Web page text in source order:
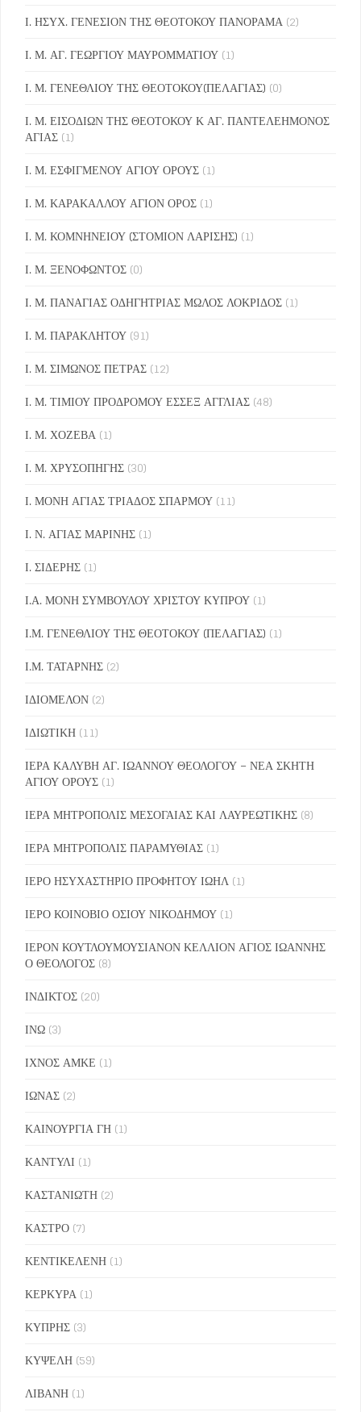
Ι. ΗΣΥΧ. ΓΕΝΕΣΙΟΝ ΤΗΣ ΘΕΟΤΟΚΟΥ ΠΑΝΟΡΑΜΑ (2)
Ι. Μ. ΑΓ. ΓΕΩΡΓΙΟΥ ΜΑΥΡΟΜΜΑΤΙΟΥ (1)
Ι. Μ. ΓΕΝΕΘΛΙΟΥ ΤΗΣ ΘΕΟΤΟΚΟΥ(ΠΕΛΑΓΙΑΣ) (0)
Ι. Μ. ΕΙΣΟΔΙΩΝ ΤΗΣ ΘΕΟΤΟΚΟΥ Κ ΑΓ. ΠΑΝΤΕΛΕΗΜΟΝΟΣ
ΑΓΙΑΣ (1)
Ι. Μ. ΕΣΦΙΓΜΕΝΟΥ ΑΓΙΟΥ ΟΡΟΥΣ (1)
Ι. Μ. ΚΑΡΑΚΑΛΛΟΥ ΑΓΙΟΝ ΟΡΟΣ (1)
Ι. Μ. ΚΟΜΝΗΝΕΙΟΥ (ΣΤΟΜΙΟΝ ΛΑΡΙΣΗΣ) (1)
Ι. Μ. ΞΕΝΟΦΩΝΤΟΣ (0)
Ι. Μ. ΠΑΝΑΓΙΑΣ ΟΔΗΓΗΤΡΙΑΣ ΜΩΛΟΣ ΛΟΚΡΙΔΟΣ (1)
Ι. Μ. ΠΑΡΑΚΛΗΤΟΥ (91)
Ι. Μ. ΣΙΜΩΝΟΣ ΠΕΤΡΑΣ (12)
Ι. Μ. ΤΙΜΙΟΥ ΠΡΟΔΡΟΜΟΥ ΕΣΣΕΞ ΑΓΓΛΙΑΣ (48)
Ι. Μ. ΧΟΖΕΒΑ (1)
Ι. Μ. ΧΡΥΣΟΠΗΓΗΣ (30)
Ι. ΜΟΝΗ ΑΓΙΑΣ ΤΡΙΑΔΟΣ ΣΠΑΡΜΟΥ (11)
Ι. Ν. ΑΓΙΑΣ ΜΑΡΙΝΗΣ (1)
Ι. ΣΙΔΕΡΗΣ (1)
Ι.Α. ΜΟΝΗ ΣΥΜΒΟΥΛΟΥ ΧΡΙΣΤΟΥ ΚΥΠΡΟΥ (1)
Ι.Μ. ΓΕΝΕΘΛΙΟΥ ΤΗΣ ΘΕΟΤΟΚΟΥ (ΠΕΛΑΓΙΑΣ) (1)
Ι.Μ. ΤΑΤΑΡΝΗΣ (2)
ΙΔΙΟΜΕΛΟΝ (2)
ΙΔΙΩΤΙΚΗ (11)
ΙΕΡΑ ΚΑΛΥΒΗ ΑΓ. ΙΩΑΝΝΟΥ ΘΕΟΛΟΓΟΥ – ΝΕΑ ΣΚΗΤΗ
ΑΓΙΟΥ ΟΡΟΥΣ (1)
ΙΕΡΑ ΜΗΤΡΟΠΟΛΙΣ ΜΕΣΟΓΑΙΑΣ ΚΑΙ ΛΑΥΡΕΩΤΙΚΗΣ (8)
ΙΕΡΑ ΜΗΤΡΟΠΟΛΙΣ ΠΑΡΑΜΥΘΙΑΣ (1)
ΙΕΡΟ ΗΣΥΧΑΣΤΗΡΙΟ ΠΡΟΦΗΤΟΥ ΙΩΗΛ (1)
ΙΕΡΟ ΚΟΙΝΟΒΙΟ ΟΣΙΟΥ ΝΙΚΟΔΗΜΟΥ (1)
ΙΕΡΟΝ ΚΟΥΤΛΟΥΜΟΥΣΙΑΝΟΝ ΚΕΛΛΙΟΝ ΑΓΙΟΣ ΙΩΑΝΝΗΣ
Ο ΘΕΟΛΟΓΟΣ (8)
ΙΝΔΙΚΤΟΣ (20)
ΙΝΩ (3)
ΙΧΝΟΣ ΑΜΚΕ (1)
ΙΩΝΑΣ (2)
ΚΑΙΝΟΥΡΓΙΑ ΓΗ (1)
ΚΑΝΤΥΛΙ (1)
ΚΑΣΤΑΝΙΩΤΗ (2)
ΚΑΣΤΡΟ (7)
ΚΕΝΤΙΚΕΛΕΝΗ (1)
ΚΕΡΚΥΡΑ (1)
ΚΥΠΡΗΣ (3)
ΚΥΨΕΛΗ (59)
ΛΙΒΑΝΗ (1)